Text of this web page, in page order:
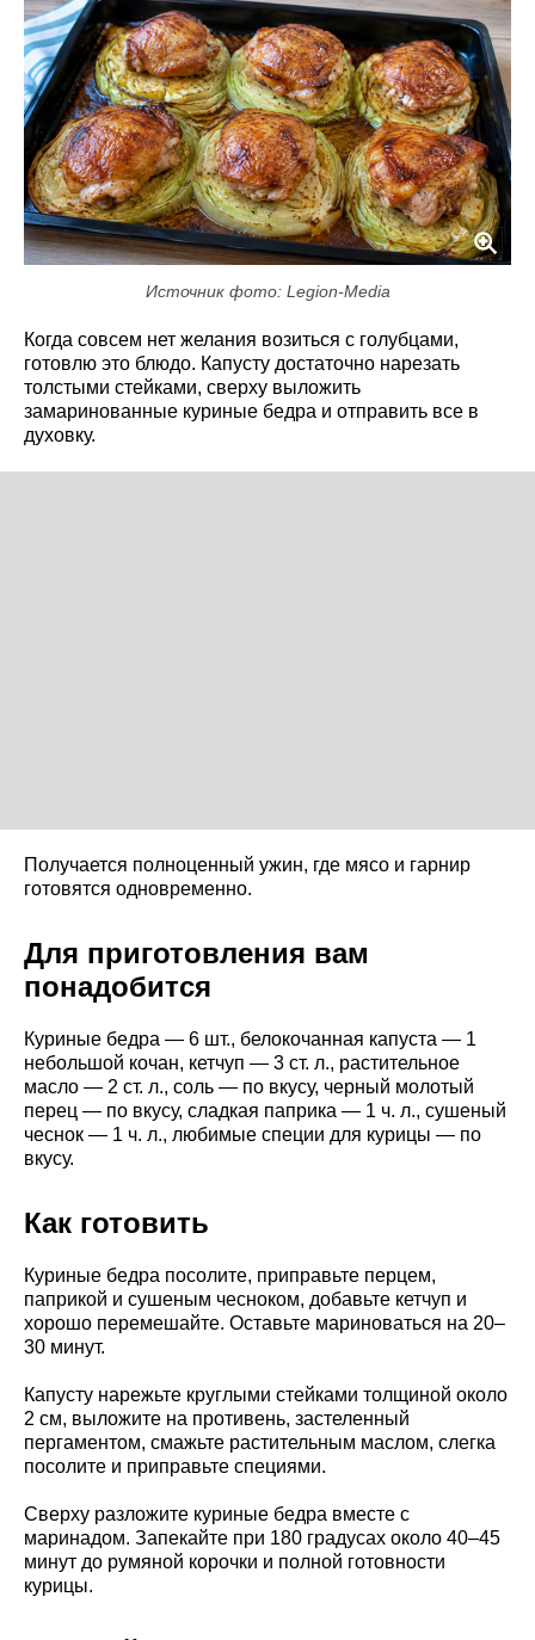
Источник фото: Legion-Media
Когда совсем нет желания возиться с голубцами,
готовлю это блюдо. Капусту достаточно нарезать
толстыми стейками, сверху выложить
замаринованные куриные бедра и отправить все в
духовку.
Получается полноценный ужин, где мясо и гарнир
готовятся одновременно.
Для приготовления вам
понадобится
Куриные бедра — 6 шт., белокочанная капуста — 1
небольшой кочан, кетчуп — 3 ст. л., растительное
масло — 2 ст. л., соль — по вкусу, черный молотый
перец — по вкусу, сладкая паприка — 1 ч. л., сушеный
чеснок — 1 ч. л., любимые специи для курицы — по
вкусу.
Как готовить
Куриные бедра посолите, приправьте перцем,
паприкой и сушеным чесноком, добавьте кетчуп и
хорошо перемешайте. Оставьте мариноваться на 20–
30 минут.
Капусту нарежьте круглыми стейками толщиной около
2 см, выложите на противень, застеленный
пергаментом, смажьте растительным маслом, слегка
посолите и приправьте специями.
Сверху разложите куриные бедра вместе с
маринадом. Запекайте при 180 градусах около 40–45
минут до румяной корочки и полной готовности
курицы.